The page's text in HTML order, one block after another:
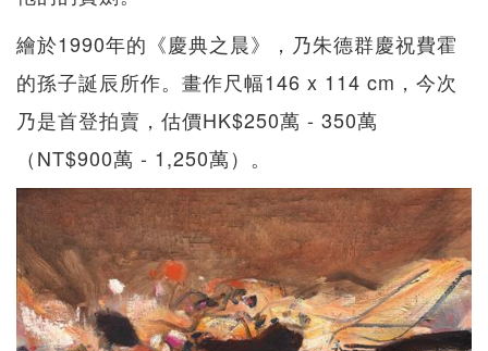
繪於1990年的《慶典之晨》，乃朱德群慶祝費霍
的孫子誕辰所作。畫作尺幅146 x 114 cm，今次
乃是首登拍賣，估價HK$250萬 - 350萬
（NT$900萬 - 1,250萬）。